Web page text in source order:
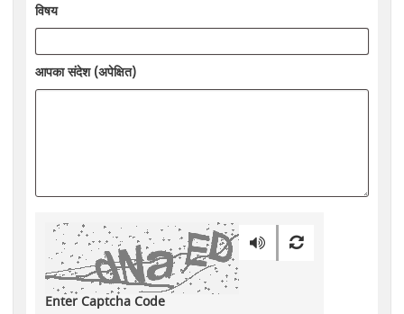
विषय
आपका संदेश (अपेक्षित)
Enter Captcha Code